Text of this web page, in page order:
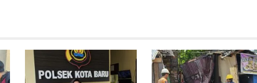
3 Agustus 2026 10:57